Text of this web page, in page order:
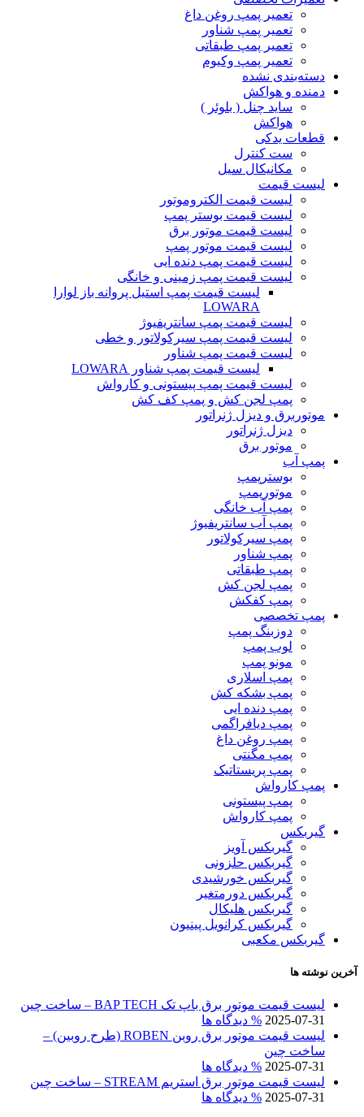
تعمیر پمپ روغن داغ
تعمیر پمپ شناور
تعمیر پمپ طبقاتی
تعمیر پمپ وکیوم
دسته‌بندی نشده
دمنده و هواکش
ساید چنل ( بلوئر )
هواکش
قطعات یدکی
ست کنترل
مکانیکال سیل
لیست قیمت
لیست قیمت الکتروموتور
لیست قیمت بوستر پمپ
لیست قیمت موتور برق
لیست قیمت موتور پمپ
لیست قیمت پمپ دنده ایی
لیست قیمت پمپ زمینی و خانگی
ليست قيمت پمپ استيل پروانه باز لوارا
LOWARA
لیست قیمت پمپ سانتریفیوژ
لیست قیمت پمپ سیرکولاتور و خطی
لیست قیمت پمپ شناور
لیست قیمت پمپ شناور LOWARA
لیست قیمت پمپ پیستونی و کارواش
پمپ لجن کش و پمپ کف کش
موتوربرق و دیزل ژنراتور
دیزل ژنراتور
موتور برق
پمپ آب
بوسترپمپ
موتورپمپ
پمپ آب خانگی
پمپ آب سانتریفیوژ
پمپ سیرکولاتور
پمپ شناور
پمپ طبقاتی
پمپ لجن کش
پمپ کفکش
پمپ تخصصی
دوزبنگ پمپ
لوب پمپ
مونو پمپ
پمپ اسلاری
پمپ بشکه کش
پمپ دنده ایی
پمپ دیافراگمی
پمپ روغن داغ
پمپ مگنتی
پمپ پریستاتیک
پمپ کارواش
پمپ پیستونی
پمپ کارواش
گیربکس
گیربکس آویز
گیربکس حلزونی
گیربکس خورشیدی
گیربکس دورمتغیر
گیربکس هلیکال
گیربکس کرانویل پینیون
گیربکس مکعبی
آخرین نوشته ها
لیست قیمت موتور برق باپ تک BAP TECH – ساخت چین
2025-07-31 % دیدگاه ها
لیست قیمت موتور برق روبن ROBEN (طرح روبین) –
ساخت چین
2025-07-31 % دیدگاه ها
لیست قیمت موتور برق استریم STREAM – ساخت چین
2025-07-31 % دیدگاه ها